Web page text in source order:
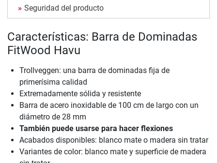
Seguridad del producto
Características: Barra de Dominadas
FitWood Havu
Trollveggen: una barra de dominadas fija de
primerísima calidad
Extremadamente sólida y resistente
Barra de acero inoxidable de 100 cm de largo con un
diámetro de 28 mm
También puede usarse para hacer flexiones
Acabados disponibles: blanco mate o madera sin tratar
Variantes de color: blanco mate y superficie de madera